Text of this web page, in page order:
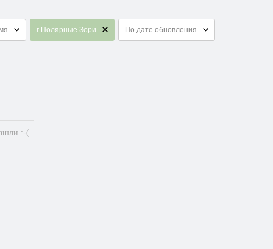
г Полярные Зори По дате обновления
:-(.